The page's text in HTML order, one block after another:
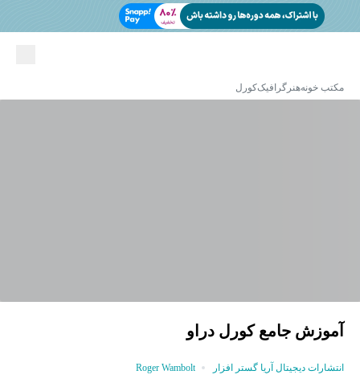
مکتب خونههنر گرافیککورل
آموزش جامع کورل دراو
انتشارات دیجیتال آریا گستر افزار Roger Wambolt